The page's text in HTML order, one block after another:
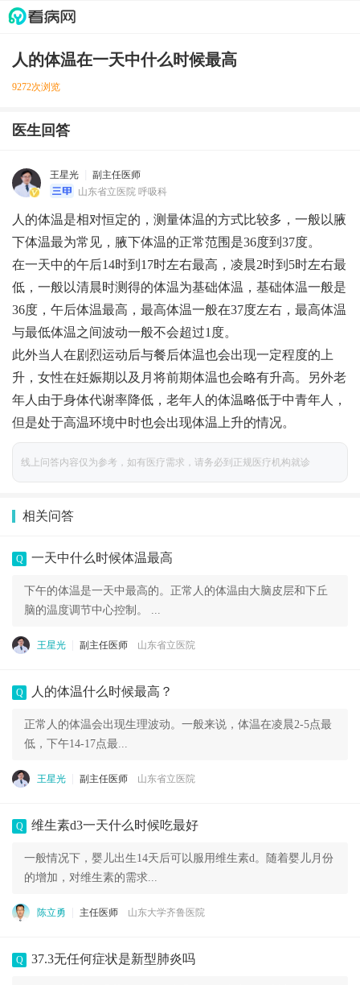
人的体温在一天中什么时候最高
9272次浏览
医生回答
王星光
副主任医师
山东省立医院 呼吸科
人的体温是相对恒定的，测量体温的方式比较多，一般以腋
下体温最为常见，腋下体温的正常范围是36度到37度。
在一天中的午后14时到17时左右最高，凌晨2时到5时左右最
低，一般以清晨时测得的体温为基础体温，基础体温一般是
36度，午后体温最高，最高体温一般在37度左右，最高体温
与最低体温之间波动一般不会超过1度。
此外当人在剧烈运动后与餐后体温也会出现一定程度的上
升，女性在妊娠期以及月将前期体温也会略有升高。另外老
年人由于身体代谢率降低，老年人的体温略低于中青年人，
但是处于高温环境中时也会出现体温上升的情况。
线上问答内容仅为参考，如有医疗需求，请务必到正规医疗机构就诊
相关问答
Q 一天中什么时候体温最高
下午的体温是一天中最高的。正常人的体温由大脑皮层和下丘
脑的温度调节中心控制。 ...
王星光 副主任医师 山东省立医院
Q 人的体温什么时候最高？
正常人的体温会出现生理波动。一般来说，体温在凌晨2-5点最
低，下午14-17点最...
王星光 副主任医师 山东省立医院
Q 维生素d3一天什么时候吃最好
一般情况下，婴儿出生14天后可以服用维生素d。随着婴儿月份
的增加，对维生素的需求...
陈立勇 主任医师 山东大学齐鲁医院
Q 37.3无任何症状是新型肺炎吗